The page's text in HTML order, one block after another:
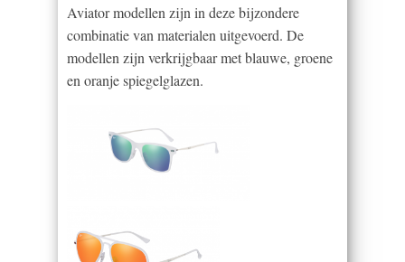
Aviator modellen zijn in deze bijzondere
combinatie van materialen uitgevoerd. De
modellen zijn verkrijgbaar met blauwe, groene
en oranje spiegelglazen.